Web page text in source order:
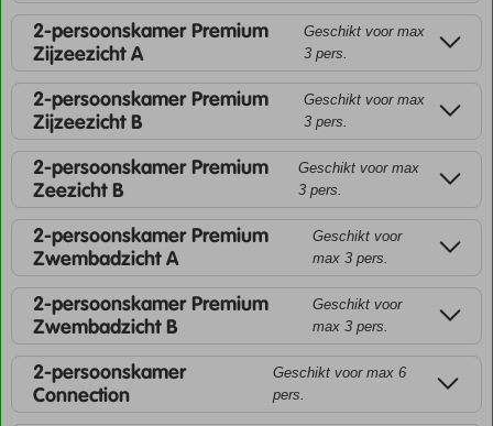
2-persoonskamer Premium
Zijzeezicht A
Geschikt voor max
3 pers.
2-persoonskamer Premium
Zijzeezicht B
Geschikt voor max
3 pers.
2-persoonskamer Premium
Zeezicht B
Geschikt voor max
3 pers.
2-persoonskamer Premium
Zwembadzicht A
Geschikt voor
max 3 pers.
2-persoonskamer Premium
Zwembadzicht B
Geschikt voor
max 3 pers.
2-persoonskamer
Connection
Geschikt voor max 6
pers.